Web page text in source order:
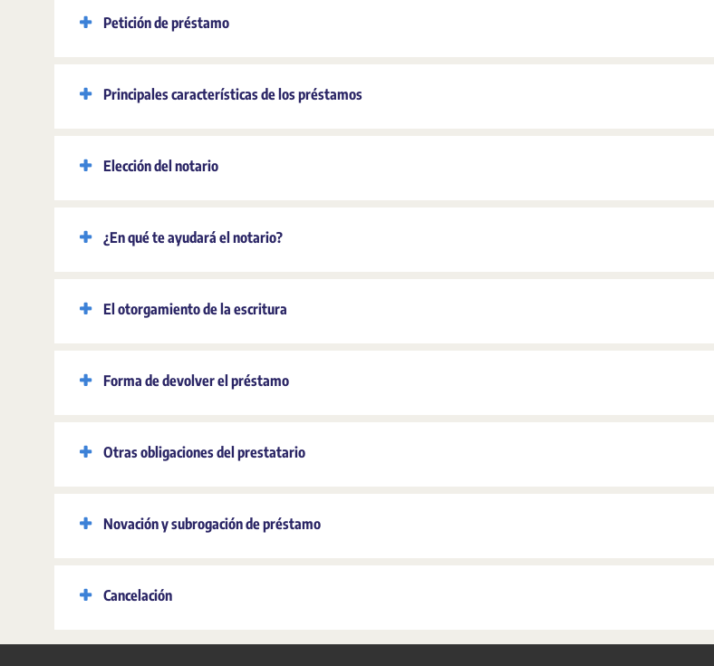
Petición de préstamo
Principales características de los préstamos
Elección del notario
¿En qué te ayudará el notario?
El otorgamiento de la escritura
Forma de devolver el préstamo
Otras obligaciones del prestatario
Novación y subrogación de préstamo
Cancelación